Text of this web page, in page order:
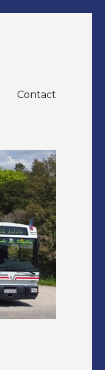
Contact